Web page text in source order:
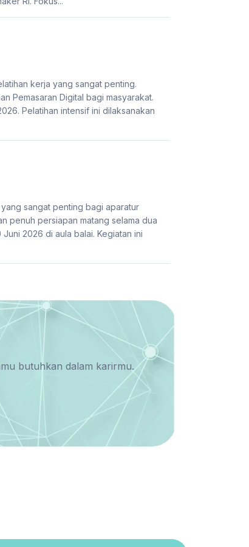
kerja yang sangat penting.
Pemasaran Digital bagi masyarakat.
Pelatihan intensif ini dilaksanakan
sangat penting bagi aparatur
penuh persiapan matang selama dua
2026 di aula balai. Kegiatan ini
butuhkan dalam karirmu.